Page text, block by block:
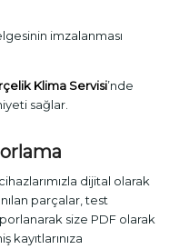
imzalanması
Klima Servisi’nde
sağlar.
dijital olarak
parçalar, test
size PDF olarak
kayıtlarınıza